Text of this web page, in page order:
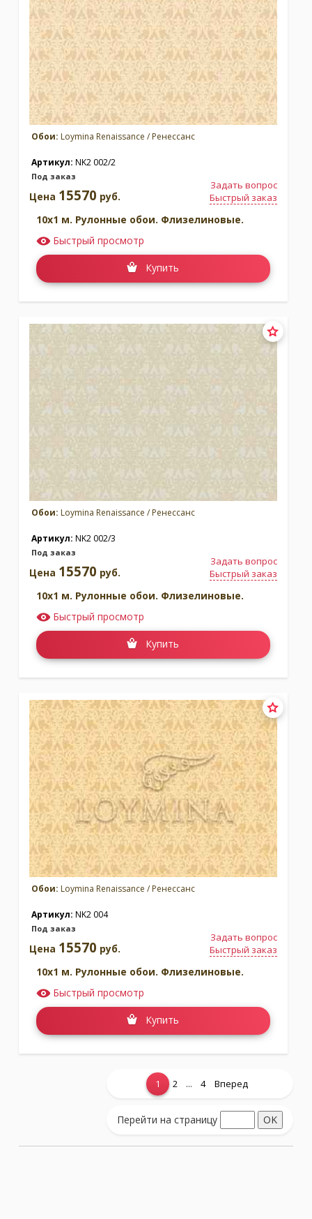
Обои: Loymina Renaissance / Ренессанс
Артикул: NK2 002/2
Под заказ
Задать вопрос
Быстрый заказ
Цена 15570 руб.
10x1 м. Рулонные обои. Флизелиновые.
Быстрый просмотр
Купить
Обои: Loymina Renaissance / Ренессанс
Артикул: NK2 002/3
Под заказ
Задать вопрос
Быстрый заказ
Цена 15570 руб.
10x1 м. Рулонные обои. Флизелиновые.
Быстрый просмотр
Купить
Обои: Loymina Renaissance / Ренессанс
Артикул: NK2 004
Под заказ
Задать вопрос
Быстрый заказ
Цена 15570 руб.
10x1 м. Рулонные обои. Флизелиновые.
Быстрый просмотр
Купить
Показать еще...
1 2 ... 4 Вперед
Перейти на страницу